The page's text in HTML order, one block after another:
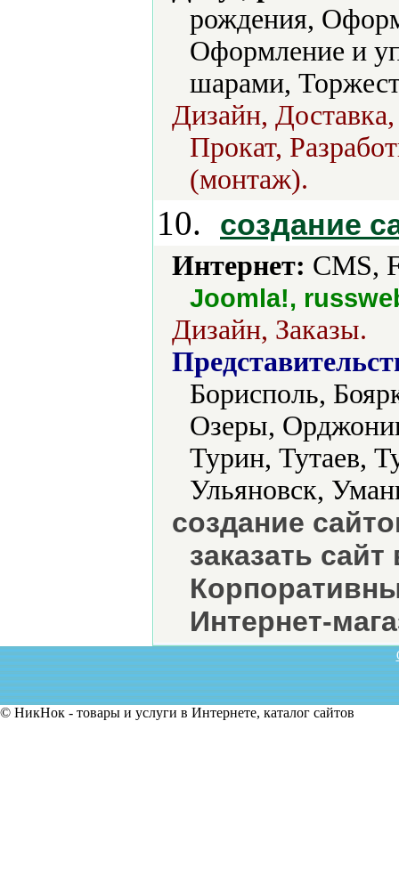
рождения,
Оформление и
шарами,
Дизайн,
Прокат,
(монтаж).
10. создание
Интернет: CMS,
Joomla!,
Дизайн, Заказы.
Борисполь,
Озеры,
Турин, Тутаев,
Ульяновск,
создание
заказать
Интернет-
© НикНок - товары и услуги в Интернете, каталог сайтов